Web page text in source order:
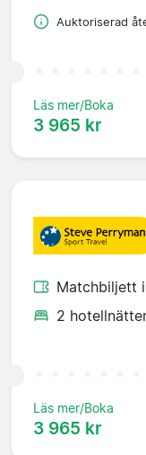
Auktoriserad
Läs mer/Boka
3 965 kr
Matchbiljett
2
Läs mer/Boka
3 965 kr